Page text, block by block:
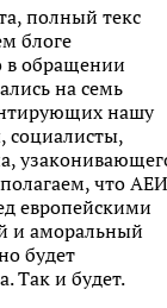
полный текс
блоге
в обращении
на семь
нашу
социалисты,
что АЕИ
европейскими
и аморальный
будет
Так и будет.